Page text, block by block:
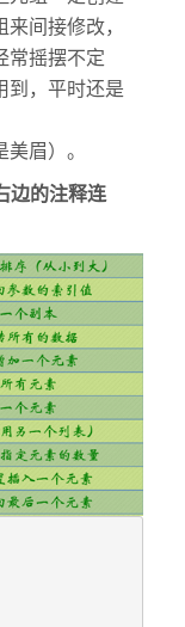
间接修改，
常摇摆不定
到，平时还是
眉）。
边的注释连